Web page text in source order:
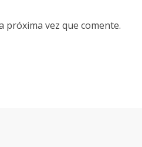
próxima vez que comente.